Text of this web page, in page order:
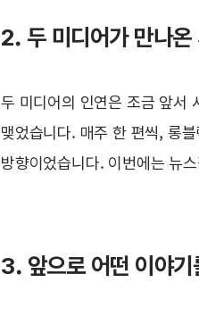
2. 두 미디어가 만나온
두 미디어의 인연은 조금 앞서
맺었습니다. 매주 한 편씩, 롱
방향이었습니다. 이번에는 뉴
3. 앞으로 어떤 이야